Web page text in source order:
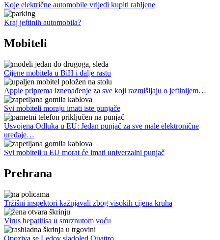
Koje električne automobile vrijedi kupiti rabljene
Kraj jeftinih automobila?
Mobiteli
Cijene mobitela u BiH i dalje rastu
Apple priprema iznenađenje za sve koji razmišljaju o jeftinijem…
Svi mobiteli moraju imati iste punjače
Usvojena Odluka u EU: Jedan punjač za sve male elektronične
uređaje…
Svi mobiteli u EU morat će imati univerzalni punjač
Prehrana
Tržišni inspektori kažnjavali zbog visokih cijena kruha
Virus hepatitisa u smrznutom voću
Opoziva se Ledov sladoled Quattro